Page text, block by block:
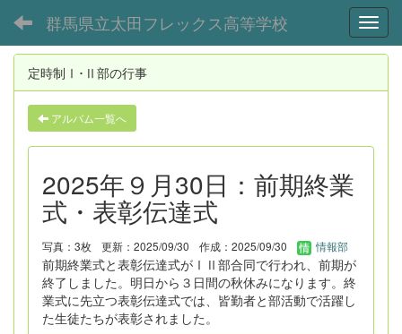
群馬県立太田フレックス高等学校
定時制Ⅰ･Ⅱ部の行事
アルバム一覧へ
2025年９月30日：前期終業
式・表彰伝達式
写真：3枚 更新：2025/09/30 作成：2025/09/30 情報部
前期終業式と表彰伝達式がⅠⅡ部合同で行われ、前期が
終了しました。明日から３日間の秋休みになります。終
業式に先立つ表彰伝達式では、皆勤者と部活動で活躍し
た生徒たちが表彰されました。